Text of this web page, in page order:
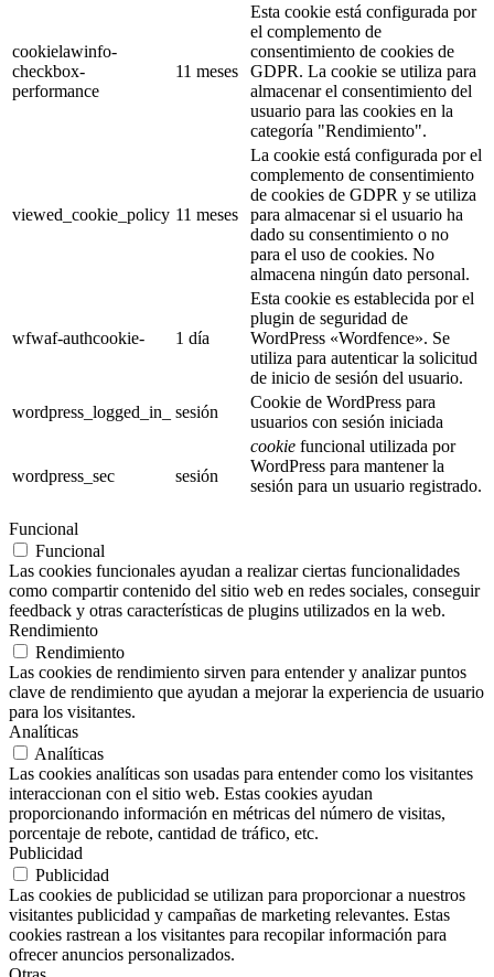
cookielawinfo-
checkbox-
performance
11 meses
Esta cookie está configurada por
el complemento de
consentimiento de cookies de
GDPR. La cookie se utiliza para
almacenar el consentimiento del
usuario para las cookies en la
categoría "Rendimiento".
viewed_cookie_policy 11 meses
La cookie está configurada por el
complemento de consentimiento
de cookies de GDPR y se utiliza
para almacenar si el usuario ha
dado su consentimiento o no
para el uso de cookies. No
almacena ningún dato personal.
wfwaf-authcookie- 1 día
Esta cookie es establecida por el
plugin de seguridad de
WordPress «Wordfence». Se
utiliza para autenticar la solicitud
de inicio de sesión del usuario.
wordpress_logged_in_
sesión
Cookie de WordPress para
usuarios con sesión iniciada
wordpress_sec sesión
cookie funcional utilizada por
WordPress para mantener la
sesión para un usuario registrado.
Funcional
Funcional
Las cookies funcionales ayudan a realizar ciertas funcionalidades
como compartir contenido del sitio web en redes sociales, conseguir
feedback y otras características de plugins utilizados en la web.
Rendimiento
Rendimiento
Las cookies de rendimiento sirven para entender y analizar puntos
clave de rendimiento que ayudan a mejorar la experiencia de usuario
para los visitantes.
Analíticas
Analíticas
Las cookies analíticas son usadas para entender como los visitantes
interaccionan con el sitio web. Estas cookies ayudan
proporcionando información en métricas del número de visitas,
porcentaje de rebote, cantidad de tráfico, etc.
Publicidad
Publicidad
Las cookies de publicidad se utilizan para proporcionar a nuestros
visitantes publicidad y campañas de marketing relevantes. Estas
cookies rastrean a los visitantes para recopilar información para
ofrecer anuncios personalizados.